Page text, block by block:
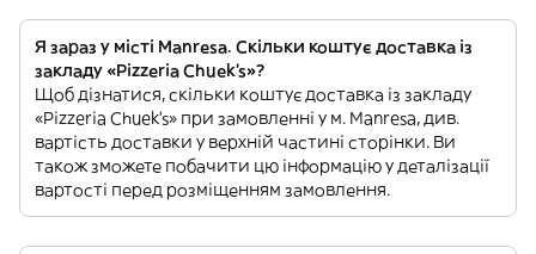
Я зараз у місті Manresa. Скільки коштує доставка із
закладу «Pizzeria Chuek's»?
Щоб дізнатися, скільки коштує доставка із закладу
«Pizzeria Chuek's» при замовленні у м. Manresa, див.
вартість доставки у верхній частині сторінки. Ви
також зможете побачити цю інформацію у деталізації
вартості перед розміщенням замовлення.